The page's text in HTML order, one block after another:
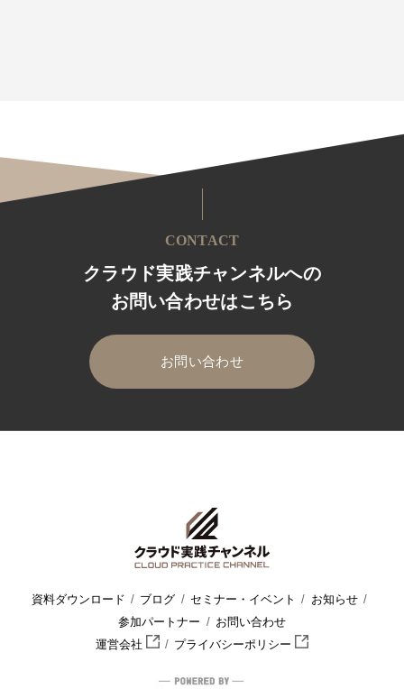
CONTACT
クラウド実践チャンネルへの
お問い合わせはこちら
お問い合わせ
資料ダウンロード ブログ セミナー・イベント
お知らせ
参加パートナー
お問い合わせ
運営会社
プライバシーポリシー